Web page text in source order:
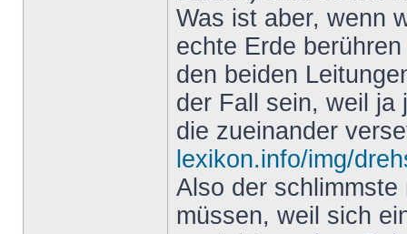
Was ist aber, wenn
echte Erde
den beiden
der Fall sein, weil ja
die zueinander
lexikon.info/img/
Also der
müssen, weil sich